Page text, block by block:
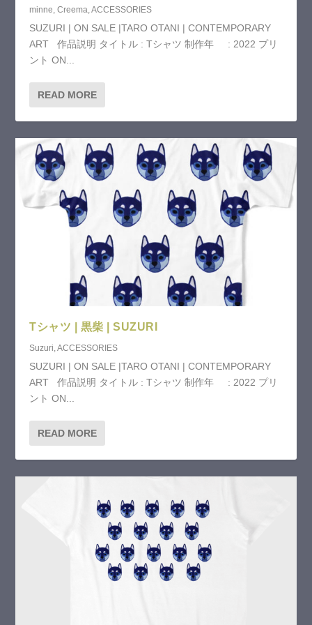
minne ,Creema ,ACCESSORIES
SUZURI | ON SALE |TARO OTANI | CONTEMPORARY
ART 作品説明 タイトル : Tシャツ 制作年 : 2022 プリ
ント ON...
READ MORE
Tシャツ | 黒柴 | SUZURI
Suzuri,ACCESSORIES
SUZURI | ON SALE |TARO OTANI | CONTEMPORARY
ART 作品説明 タイトル : Tシャツ 制作年 : 2022 プリ
ント ON...
READ MORE